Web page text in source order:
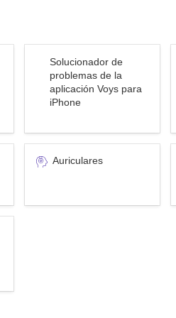
problemas de la
aplicación Voys para
iPhone
Solucionador de
problemas de la
aplicación Voys para
iPhone
Auriculares